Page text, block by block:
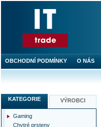
KATEGORIE VÝROBCI
Gaming
Chytré prsteny
OBCHODNÍ PODMÍNKY O NÁS